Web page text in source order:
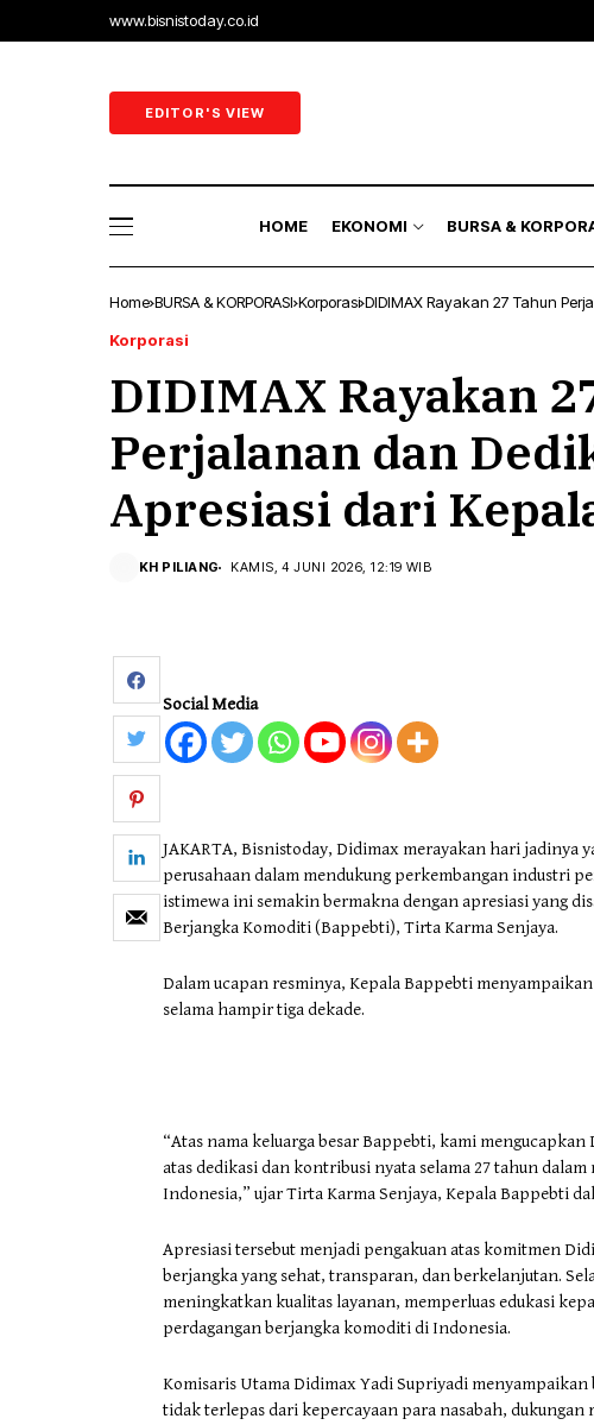
www.bisnistoday.co.id
EDITOR'S VIEW
HOME EKONOMI
Ekonomi Rakyat
Energi
BURSA &
Home BURSA & KORPORASI Korporasi DIDIMAX Rayakan 27 Tahun
Korporasi
DIDIMAX Rayakan
Perjalanan dan
Apresiasi dari
KH PILIANG KAMIS, 4 JUNI 2026, 12:19 WIB
Social Media
JAKARTA, Bisnistoday, Didimax merayakan hari jadinya
perusahaan dalam mendukung perkembangan industri
istimewa ini semakin bermakna dengan apresiasi yang
Berjangka Komoditi (Bappebti), Tirta Karma Senjaya.
Dalam ucapan resminya, Kepala Bappebti
selama hampir tiga dekade.
“Atas nama keluarga besar Bappebti, kami
atas dedikasi dan kontribusi nyata selama 27 tahun
Indonesia,” ujar Tirta Karma Senjaya, Kepala Bappebti
Apresiasi tersebut menjadi pengakuan atas komitmen
berjangka yang sehat, transparan, dan berkelanjutan.
meningkatkan kualitas layanan, memperluas edukasi
perdagangan berjangka komoditi di Indonesia.
Komisaris Utama Didimax Yadi Supriyadi
tidak terlepas dari kepercayaan para nasabah,